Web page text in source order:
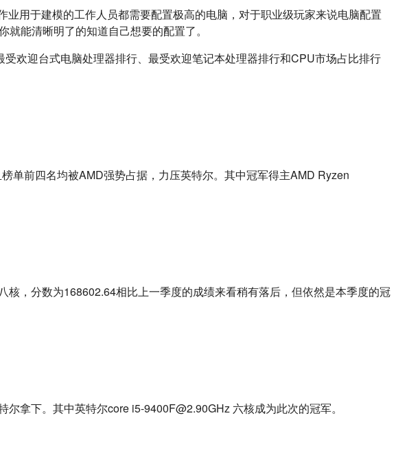
用于建模的工作人员都需要配置极高的电脑，对于职业级玩家来说电脑配置
能清晰明了的知道自己想要的配置了。
拿下。其中英特尔core i5-9400F@2.90GHz 六核成为此次的冠军。